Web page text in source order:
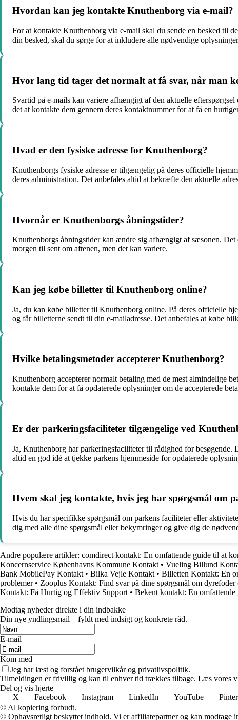
Hvordan kan jeg kontakte Knuthenborg via e-mail?
For at kontakte Knuthenborg via e-mail skal du sende en besked til
din besked, skal du sørge for at inkludere alle nødvendige
Hvor lang tid tager det normalt at få svar, når man
Svartid på e-mails kan variere afhængigt af den aktuelle
det at kontakte dem gennem deres kontaktnummer for at få en
Hvad er den fysiske adresse for Knuthenborg?
Knuthenborgs fysiske adresse er tilgængelig på deres officielle
deres administration. Det anbefales altid at bekræfte den aktuelle
Hvornår er Knuthenborgs åbningstider?
Knuthenborgs åbningstider kan ændre sig afhængigt af sæsonen.
morgen til sent om aftenen, men det kan variere.
Kan jeg købe billetter til Knuthenborg online?
Ja, du kan købe billetter til Knuthenborg online. På deres officielle
og får billetterne sendt til din e-mailadresse. Det anbefales at købe
Hvilke betalingsmetoder accepterer Knuthenborg?
Knuthenborg accepterer normalt betaling med de mest almindelige
kontakte dem for at få opdaterede oplysninger om de accepterede
Er der parkeringsfaciliteter tilgængelige ved
Ja, Knuthenborg har parkeringsfaciliteter til rådighed for
altid en god idé at tjekke parkens hjemmeside for opdaterede
Hvem skal jeg kontakte, hvis jeg har spørgsmål om
Hvis du har specifikke spørgsmål om parkens faciliteter eller
dig med alle dine spørgsmål eller bekymringer og give dig de
Andre populære artikler: comdirect kontakt: En omfattende guide til at
Koncernservice Københavns Kommune Kontakt • Vueling Billund
Bank MobilePay Kontakt • Bilka Vejle Kontakt • Billetten Kontakt: En
problemer• Zooplus Kontakt: Find svar på dine spørgsmål om dyrefoder
Kontakt: Få Hurtig og Effektiv Support • Bekent kontakt: En
Modtag nyheder direkte i din indbakke
Din nye yndlingsmail – fyldt med indsigt og konkrete råd.
E-mail
Kom med
Jeg har læst og forstået brugervilkår og privatlivspolitik.
Tilmeldingen er frivillig og kan til enhver tid trækkes tilbage. Læs vores
Del og vis hjerte
X
Facebook Instagram LinkedIn YouTube
© Al kopiering forbudt.
© Ophavsretligt beskyttet indhold. Vi er affiliatepartner og kan modtage